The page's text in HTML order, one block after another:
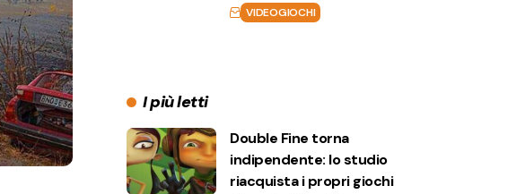
VIDEOGIOCHI
I più letti
Double Fine torna
indipendente: lo studio
riacquista i propri giochi